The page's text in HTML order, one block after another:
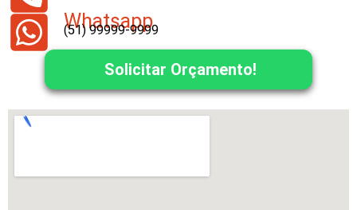
Whatsapp
(51) 99999-9999
Solicitar Orçamento!